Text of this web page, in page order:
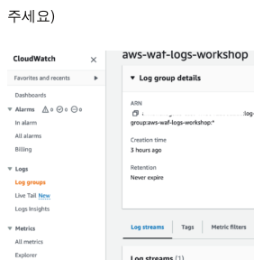
주세요)